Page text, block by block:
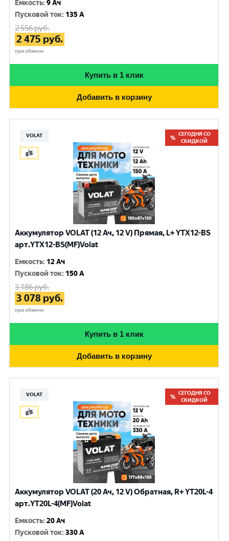
Емкость:9 Ач
Пусковой ток: 135 A
2 556руб.
2 475 руб.
при обмене
Купить в 1 клик
Добавить в корзину
VOLAT
СЕГОДНЯ СО
СКИДКОЙ
Аккумулятор VOLAT (12 Ач, 12 V) Прямая, L+ YTX12-BS
арт.YTX12-BS(MF)Volat
Емкость: 12 Ач
Пусковой ток: 150 A
3 186руб.
3 078 руб.
при обмене
Купить в 1 клик
Добавить в корзину
VOLAT
СЕГОДНЯ СО
СКИДКОЙ
Аккумулятор VOLAT (20 Ач, 12 V) Обратная, R+ YT20L-4
арт.YT20L-4(MF)Volat
Емкость:20 Ач
Пусковой ток:330 A